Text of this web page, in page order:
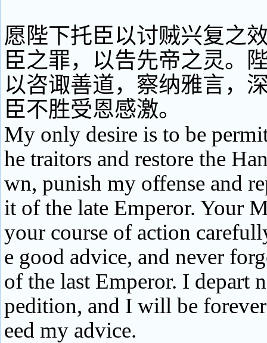
愿陛下托臣以讨贼兴复之
臣之罪，以告先帝之灵。
以咨诹善道，察纳雅言，
臣不胜受恩感激。
My only desire is to be
he traitors and restore the
wn, punish my offense and
it of the late Emperor. Your
your course of action
e good advice, and never
of the last Emperor. I depart
pedition, and I will be
eed my advice.